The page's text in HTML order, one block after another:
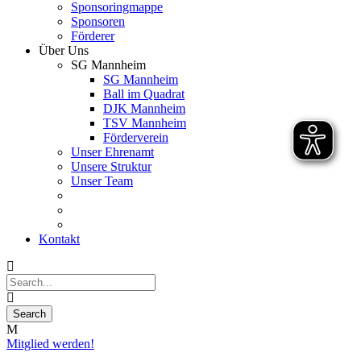
Sponsoringmappe
Sponsoren
Förderer
Über Uns
SG Mannheim
SG Mannheim
Ball im Quadrat
DJK Mannheim
TSV Mannheim
Förderverein
Unser Ehrenamt
Unsere Struktur
Unser Team
Kontakt
Mitglied werden!